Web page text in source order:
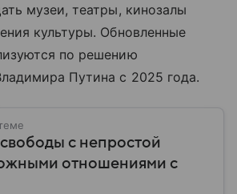
музеи, театры, кинозалы
культуры. Обновленные
по решению
Путина с 2025 года.
с непростой
отношениями с